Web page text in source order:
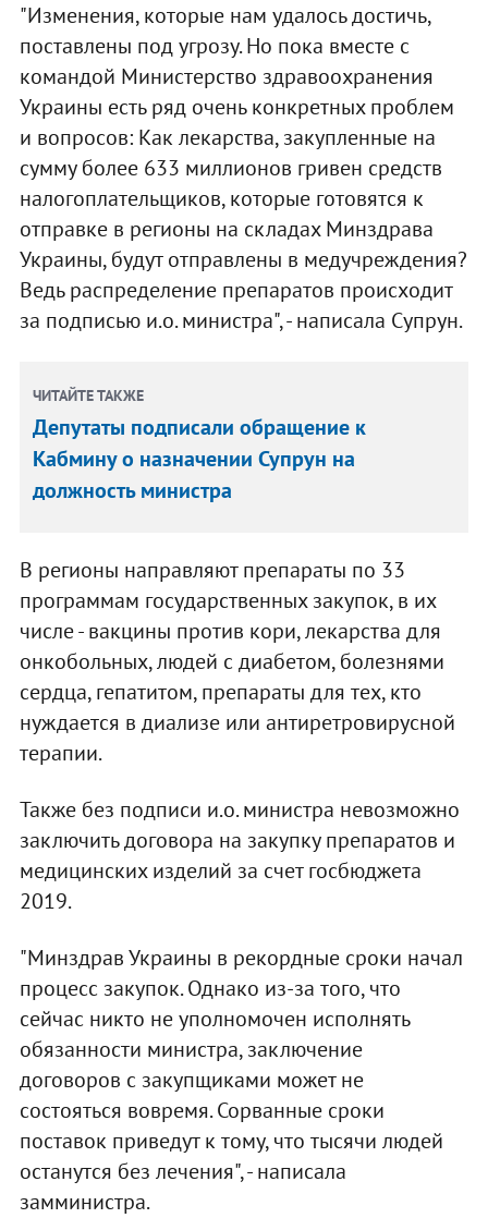
"Изменения, которые нам удалось достичь,
поставлены под угрозу. Но пока вместе с
командой Министерство здравоохранения
Украины есть ряд очень конкретных проблем
и вопросов: Как лекарства, закупленные на
сумму более 633 миллионов гривен средств
налогоплательщиков, которые готовятся к
отправке в регионы на складах Минздрава
Украины, будут отправлены в медучреждения?
Ведь распределение препаратов происходит
за подписью и.о. министра", - написала Супрун.
ЧИТАЙТЕ ТАКЖЕ
Депутаты подписали обращение к
Кабмину о назначении Супрун на
должность министра
В регионы направляют препараты по 33
программам государственных закупок, в их
числе - вакцины против кори, лекарства для
онкобольных, людей с диабетом, болезнями
сердца, гепатитом, препараты для тех, кто
нуждается в диализе или антиретровирусной
терапии.
Также без подписи и.о. министра невозможно
заключить договора на закупку препаратов и
медицинских изделий за счет госбюджета
2019.
"Минздрав Украины в рекордные сроки начал
процесс закупок. Однако из-за того, что
сейчас никто не уполномочен исполнять
обязанности министра, заключение
договоров с закупщиками может не
состояться вовремя. Сорванные сроки
поставок приведут к тому, что тысячи людей
останутся без лечения", - написала
замминистра.